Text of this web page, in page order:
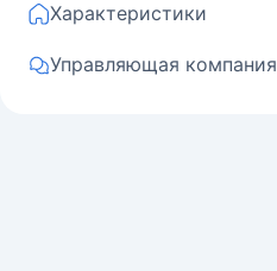
Характеристики
Управляющая компания